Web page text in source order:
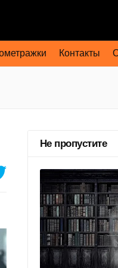
Контакты
Не пропустите